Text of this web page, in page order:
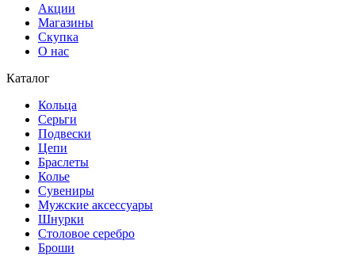
Акции
Магазины
Скупка
О нас
Каталог
Кольца
Серьги
Подвески
Цепи
Браслеты
Колье
Сувениры
Мужские аксессуары
Шнурки
Столовое серебро
Броши